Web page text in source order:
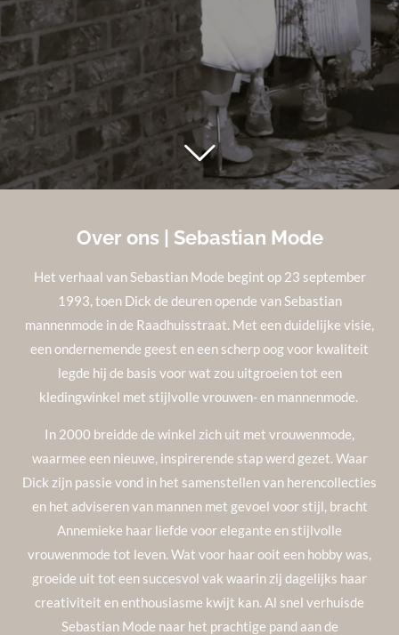
Over ons | Sebastian Mode
Het verhaal van Sebastian Mode begint op 23 september
1993, toen Dick de deuren opende van Sebastian
mannenmode in de Raadhuisstraat. Met een duidelijke visie,
een ondernemende geest en een scherp oog voor kwaliteit
legde hij de basis voor wat zou uitgroeien tot een
kledingwinkel met stijlvolle vrouwen- en mannenmode.
In 2000 breidde de winkel zich uit met vrouwenmode,
waarmee een nieuwe, inspirerende stap werd gezet. Waar
Dick zijn passie vond in het samenstellen van herencollecties
en het adviseren van mannen met gevoel voor stijl, bracht
Annemieke haar liefde voor elegante en stijlvolle
vrouwenmode tot leven. Wat voor haar ooit een hobby was,
groeide uit tot een succesvol vak waarin zij dagelijks haar
creativiteit en enthousiasme kwijt kan. Al snel verhuisde
Sebastian Mode naar het prachtige pand aan de